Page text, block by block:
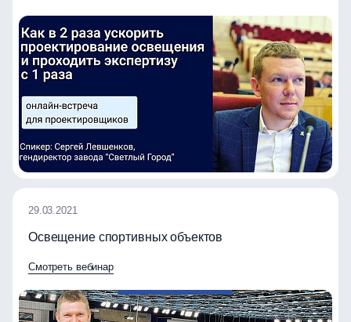
29.03.2021
Освещение спортивных объектов
Смотреть вебинар